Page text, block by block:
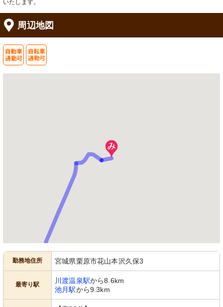
いたします。
周辺地図
勤務地住所 宮城県栗原市花山本沢久保3
最寄り駅 川渡温泉駅から8.6km
池月駅から9.3km